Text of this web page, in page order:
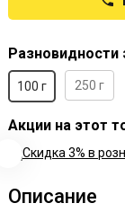
Разновидности
100 г 250 г
Акции на этот
Описание